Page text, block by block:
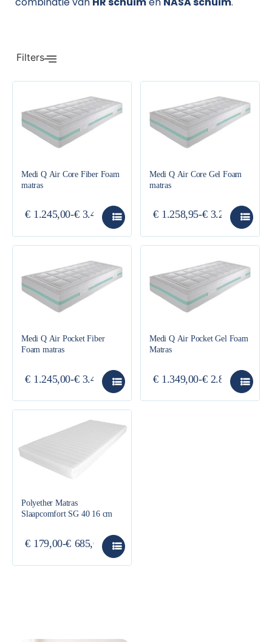
Filters
Medi Q Air Core Fiber Foam
matras
€ 1.245,00-€ 3.410,00
Medi Q Air Core Gel Foam
matras
€ 1.258,95-€ 3.215,00
Medi Q Air Pocket Fiber
Foam matras
€ 1.245,00-€ 3.410,00
Medi Q Air Pocket Gel Foam
Matras
€ 1.349,00-€ 2.885,00
Polyether Matras
Slaapcomfort SG 40 16 cm
€ 179,00-€ 685,00